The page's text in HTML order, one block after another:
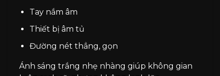
Tay nắm âm
Thiết bị âm tủ
Đường nét thẳng, gọn
Ánh sáng trắng nhẹ nhàng giúp không gian